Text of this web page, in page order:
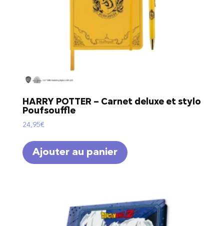
HARRY POTTER – Carnet deluxe et stylo
Poufsouffle
24,95€
Ajouter au panier